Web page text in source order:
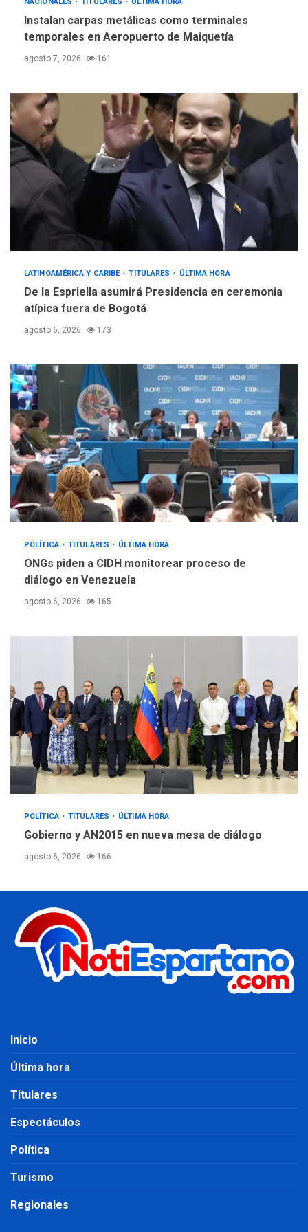
NACIONALES TITULARES ÚLTIMA HORA
Instalan carpas metálicas como terminales
temporales en Aeropuerto de Maiquetía
agosto 7, 2026 161
LATINOAMÉRICA Y CARIBE TITULARES ÚLTIMA HORA
De la Espriella asumirá Presidencia en ceremonia
atípica fuera de Bogotá
agosto 6, 2026 173
POLÍTICA TITULARES ÚLTIMA HORA
ONGs piden a CIDH monitorear proceso de
diálogo en Venezuela
agosto 6, 2026 165
POLÍTICA TITULARES ÚLTIMA HORA
Gobierno y AN2015 en nueva mesa de diálogo
agosto 6, 2026 166
Inicio
Última hora
Titulares
Espectáculos
Política
Turismo
Regionales